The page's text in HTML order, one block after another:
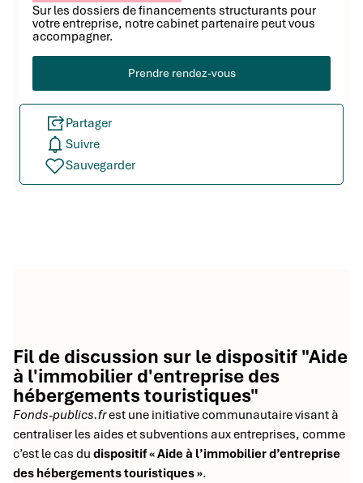
Sur les dossiers de financements structurants pour
votre entreprise, notre cabinet partenaire peut vous
accompagner.
Prendre rendez-vous
Partager
Suivre
Sauvegarder
Fil de discussion sur le dispositif "Aide
à l'immobilier d'entreprise des
hébergements touristiques"
Fonds-publics.frest une initiative communautaire visant à
centraliser les aides et subventions aux entreprises, comme
c’est le cas du dispositif « Aide à l’immobilier d’entreprise
des hébergements touristiques ».